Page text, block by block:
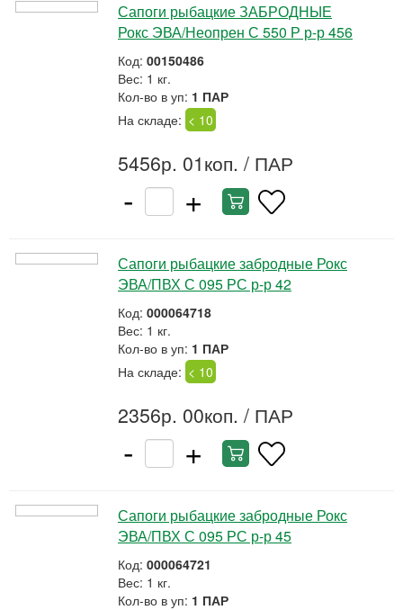
Сапоги рыбацкие ЗАБРОДНЫЕ
Рокс ЭВА/Неопрен С 550 Р р-р 456
Код: 00150486
Вес: 1 кг.
Кол-во в уп: 1 ПАР
На складе: < 10
5456р. 01коп. / ПАР
- +
Сапоги рыбацкие забродные Рокс
ЭВА/ПВХ С 095 РС р-р 42
Код: 000064718
Вес: 1 кг.
Кол-во в уп: 1 ПАР
На складе: < 10
2356р. 00коп. / ПАР
- +
Сапоги рыбацкие забродные Рокс
ЭВА/ПВХ С 095 РС р-р 45
Код: 000064721
Вес: 1 кг.
Кол-во в уп: 1 ПАР